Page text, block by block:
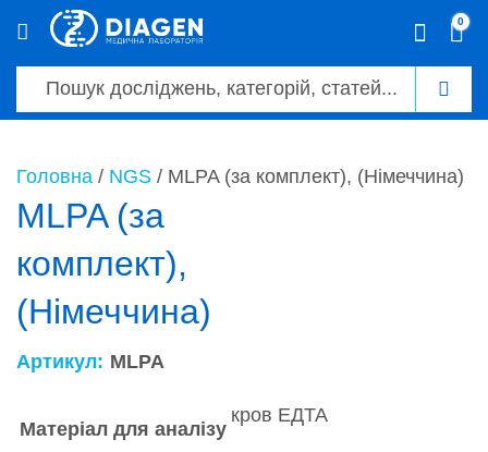
0
Головна / NGS / MLPA (за комплект), (Німеччина)
MLPA (за
комплект),
(Німеччина)
Артикул: MLPA
Матеріал для аналізу
кров ЕДТА